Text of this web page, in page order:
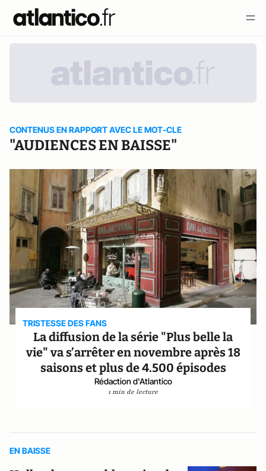
CONTENUS EN RAPPORT AVEC LE MOT-CLE
"AUDIENCES EN BAISSE"
TRISTESSE DES FANS
La diffusion de la série "Plus belle la
vie" va s’arrêter en novembre après 18
saisons et plus de 4.500 épisodes
Rédaction d'Atlantico
1 min de lecture
EN BAISSE